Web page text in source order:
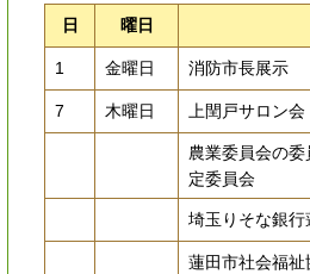
日 曜日
1 金曜日 消防市長展示
7 木曜日 上閏戸サロン会
農業委員会の
定委員会
埼玉りそな銀
蓮田市社会福